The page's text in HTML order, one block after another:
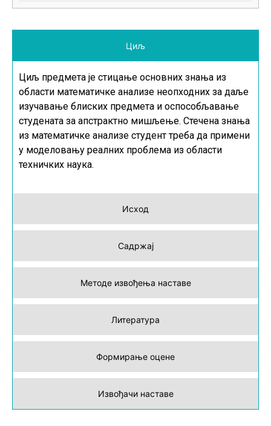
Циљ
Исход
Садржај
Методе извођења наставе
Литература
Формирање оцене
Извођачи наставе
Циљ предмета је стицање основних знања из
области математичке анализе неопходних за даље
изучавање блиских предмета и оспособљавање
студената за апстрактно мишљење. Стечена знања
из математичке анализе студент треба да примени
у моделовању реалних проблема из области
техничких наука.